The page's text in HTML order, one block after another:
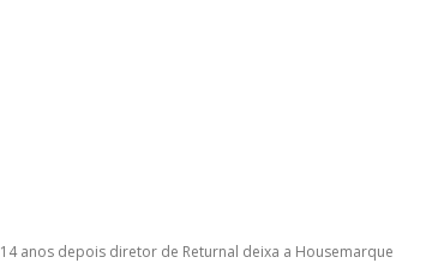
14 anos depois diretor de Returnal deixa a Housemarque